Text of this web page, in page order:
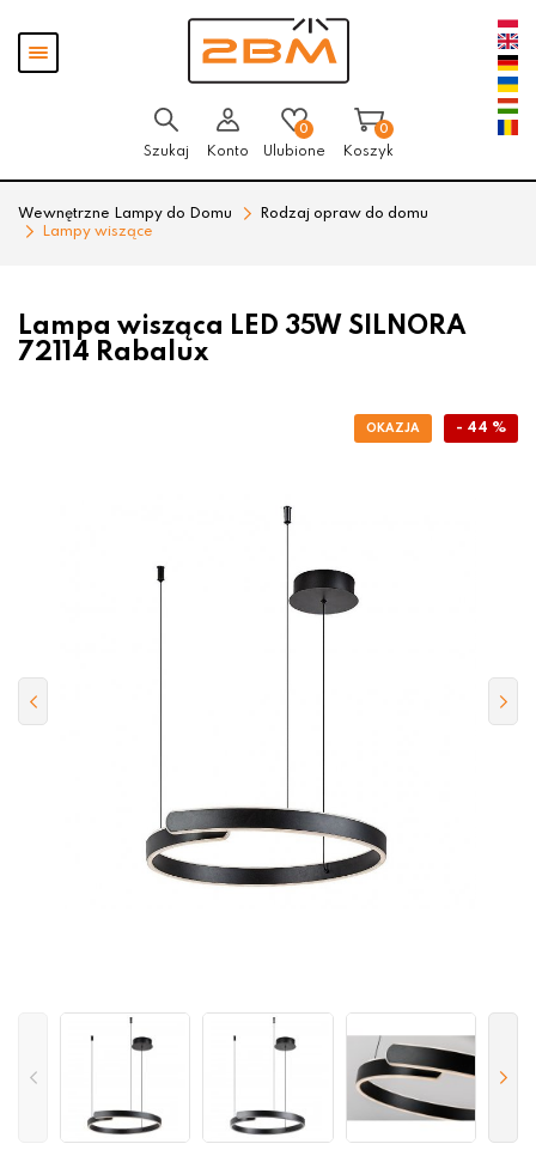
Pokaż
menu
Szukaj Konto
0
Ulubione
0
Koszyk
Wewnętrzne Lampy do Domu
Rodzaj opraw do domu
Lampy wiszące
Lampa wisząca LED 35W SILNORA
72114 Rabalux
- 44 %